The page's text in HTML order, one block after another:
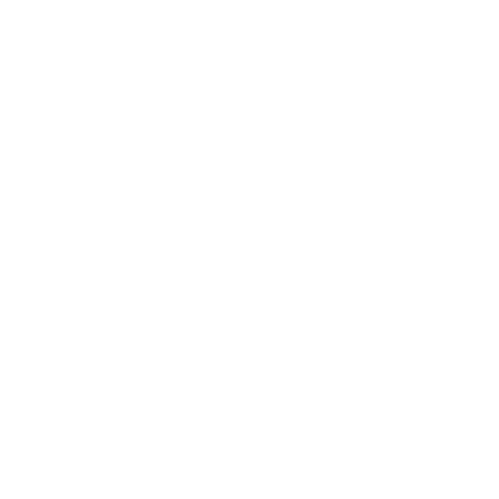
です。
ありません。
です。
ず変更すること